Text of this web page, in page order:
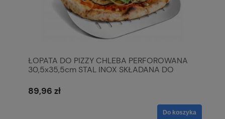
ŁOPATA DO PIZZY CHLEBA PERFOROWANA
30,5x35,5cm STAL INOX SKŁADANA DO
89,96 zł
Do koszyka